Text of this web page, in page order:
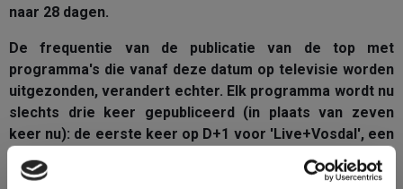
naar 28 dagen.
De frequentie van de publicatie van de top met
programma's die vanaf deze datum op televisie worden
uitgezonden, verandert echter. Elk programma wordt nu
slechts drie keer gepubliceerd (in plaats van zeven
keer nu): de eerste keer op D+1 voor 'Live+Vosdal', een
tweede keer op D+8 voor 'Live+7' en nog een laatste
keer op D+30 voor 'Live+28'.